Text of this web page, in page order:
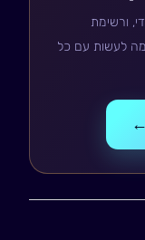
ורשימת
לעשות עם כל